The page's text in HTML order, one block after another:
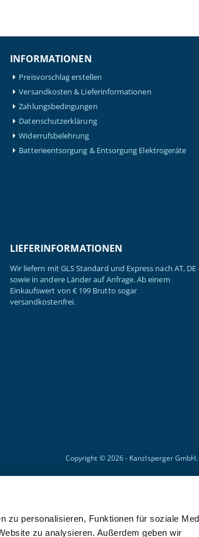
zu personalisieren, Funktionen für soziale
zu analysieren. Außerdem geben wir
INFORMATIONEN
Preisvorschlag erstellen
Versandkosten & Lieferinformationen
Zahlungsbedingungen
Datenschutzerklärung
Widerrufsbelehrung
Batterieentsorgung & Entsorgung Elektrogeräte
LIEFERINFORMATIONEN
Wir liefern mit GLS Standard und Express nach AT, DE
sowie in andere Länder auf Anfrage. Ab einem
Einkaufswert von € 199 Brutto sogar
versandkostenfrei.
Copyright © 2026 - Kanzlsperger GmbH.